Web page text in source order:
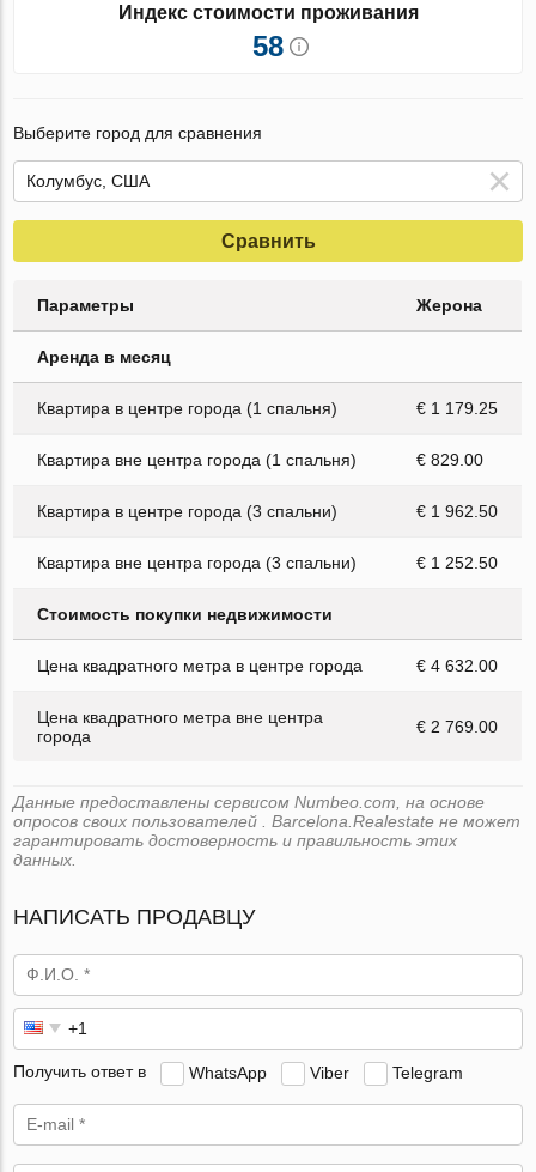
Индекс стоимости проживания
58
Выберите город для сравнения
Сравнить
Параметры Жерона
Аренда в месяц
Квартира в центре города (1 спальня) € 1 179.25
Квартира вне центра города (1 спальня) € 829.00
Квартира в центре города (3 спальни) € 1 962.50
Квартира вне центра города (3 спальни) € 1 252.50
Стоимость покупки недвижимости
Цена квадратного метра в центре города € 4 632.00
Цена квадратного метра вне центра
города
€ 2 769.00
Данные предоставлены сервисом Numbeo.com, на основе
опросов своих пользователей . Barcelona.Realestate не может
гарантировать достоверность и правильность этих
данных.
НАПИСАТЬ ПРОДАВЦУ
Получить ответ в WhatsApp Viber Telegram